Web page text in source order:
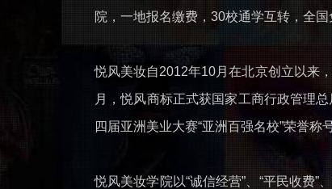
院，一地报名缴费，30校通学互转，全国
悦风美妆自2012年10月在北京创立以来
月，悦风商标正式获国家工商行政管理
四届亚洲美业大赛“亚洲百强名校”荣誉称
悦风美妆学院以“诚信经营”、“平民收费